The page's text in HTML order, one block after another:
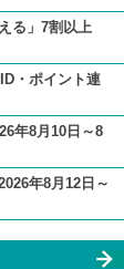
る」7割以上
・ポイント連
年8月10日～8
年8月12日～